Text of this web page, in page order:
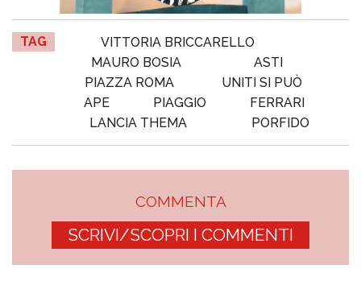
TAG
VITTORIA BRICCARELLO
MAURO BOSIA
ASTI
PIAZZA ROMA
UNITI SI PUÒ
APE
PIAGGIO
FERRARI
LANCIA THEMA
PORFIDO
COMMENTA
SCRIVI/SCOPRI I COMMENTI